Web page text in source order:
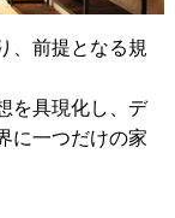
、前提となる規
を具現化し、デ
に一つだけの家